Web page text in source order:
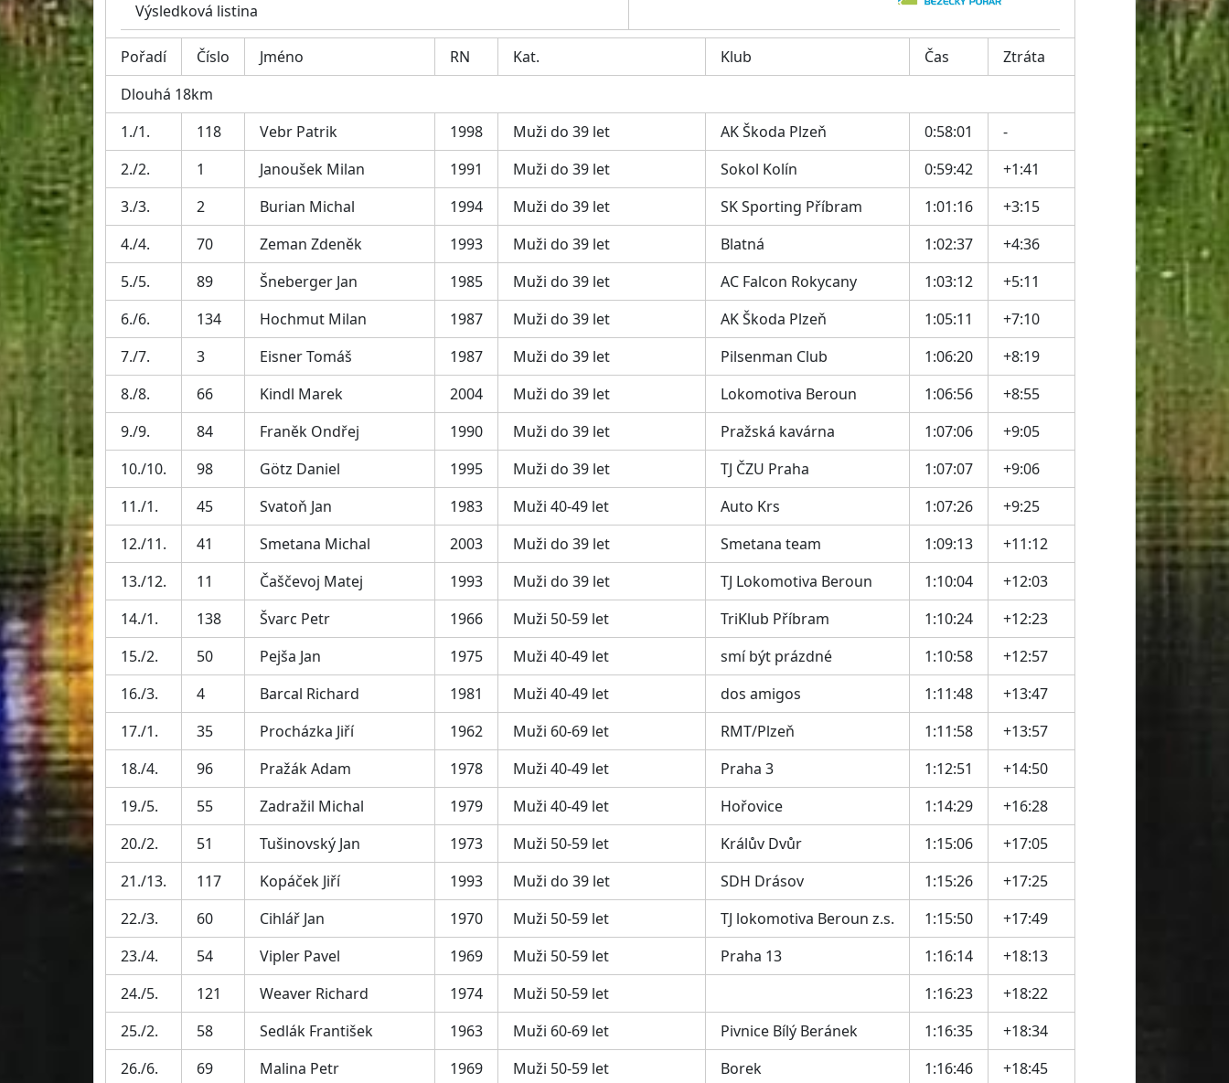
Výsledková listina
Pořadí Číslo Jméno RN Kat. Klub Čas
Ztráta
Dlouhá 18km
1./1.
118 Vebr Patrik 1998 Muži do 39 let AK Škoda Plzeň 0:58:01
-
2./2.
1 Janoušek Milan 1991 Muži do 39 let Sokol Kolín 0:59:42
+1:41
3./3.
2 Burian Michal 1994 Muži do 39 let SK Sporting Příbram 1:01:16
+3:15
4./4.
70 Zeman Zdeněk 1993 Muži do 39 let Blatná 1:02:37
+4:36
5./5.
89 Šneberger Jan 1985 Muži do 39 let AC Falcon Rokycany 1:03:12
+5:11
6./6.
134 Hochmut Milan 1987 Muži do 39 let AK Škoda Plzeň 1:05:11
+7:10
7./7.
3 Eisner Tomáš 1987 Muži do 39 let Pilsenman Club 1:06:20
+8:19
8./8.
66 Kindl Marek 2004 Muži do 39 let Lokomotiva Beroun 1:06:56
+8:55
9./9.
84 Franěk Ondřej 1990 Muži do 39 let Pražská kavárna 1:07:06
+9:05
10./10.
98 Götz Daniel 1995 Muži do 39 let TJ ČZU Praha 1:07:07
+9:06
11./1.
45 Svatoň Jan 1983 Muži 40-49 let Auto Krs 1:07:26
+9:25
12./11.
41 Smetana Michal 2003 Muži do 39 let Smetana team 1:09:13
+11:12
13./12.
11 Čaščevoj Matej 1993 Muži do 39 let TJ Lokomotiva Beroun 1:10:04
+12:03
14./1.
138 Švarc Petr 1966 Muži 50-59 let TriKlub Příbram 1:10:24
+12:23
15./2.
50 Pejša Jan 1975 Muži 40-49 let smí být prázdné 1:10:58
+12:57
16./3.
4 Barcal Richard 1981 Muži 40-49 let dos amigos 1:11:48
+13:47
17./1.
35 Procházka Jiří 1962 Muži 60-69 let RMT/Plzeň 1:11:58
+13:57
18./4.
96 Pražák Adam 1978 Muži 40-49 let Praha 3 1:12:51
+14:50
19./5.
55 Zadražil Michal 1979 Muži 40-49 let Hořovice 1:14:29
+16:28
20./2.
51 Tušinovský Jan 1973 Muži 50-59 let Králův Dvůr 1:15:06
+17:05
21./13.
117 Kopáček Jiří 1993 Muži do 39 let SDH Drásov 1:15:26
+17:25
22./3.
60 Cihlář Jan 1970 Muži 50-59 let TJ lokomotiva Beroun z.s. 1:15:50
+17:49
23./4.
54 Vipler Pavel 1969 Muži 50-59 let Praha 13 1:16:14
+18:13
24./5.
121 Weaver Richard 1974 Muži 50-59 let 1:16:23
+18:22
25./2.
58 Sedlák František 1963 Muži 60-69 let Pivnice Bílý Beránek 1:16:35
+18:34
26./6.
69 Malina Petr 1969 Muži 50-59 let Borek 1:16:46 +18:45